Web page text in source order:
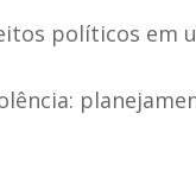
políticos